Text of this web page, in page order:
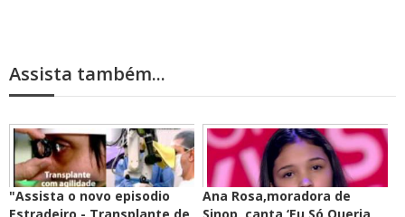
Assista também...
"Assista o novo episodio
Ana Rosa,moradora de